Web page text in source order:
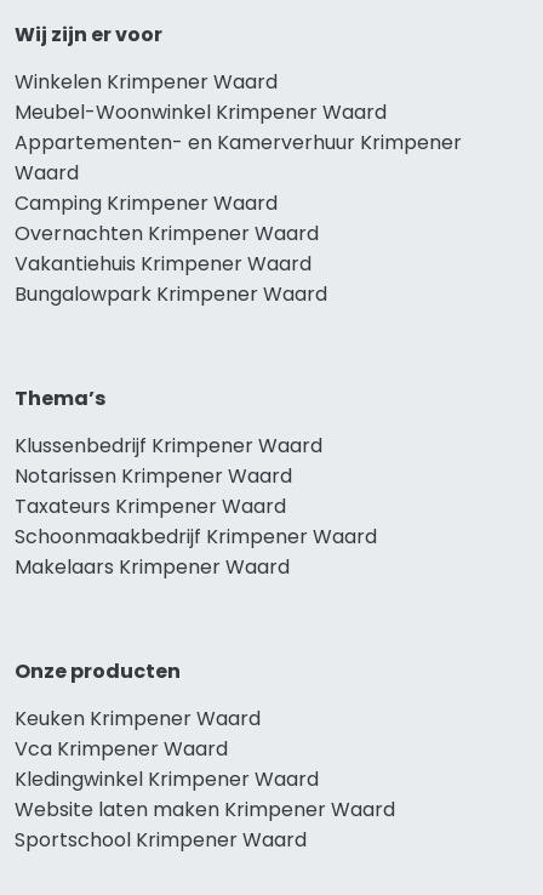
Wij zijn er voor
Winkelen Krimpener Waard
Meubel-Woonwinkel Krimpener Waard
Appartementen- en Kamerverhuur Krimpener
Waard
Camping Krimpener Waard
Overnachten Krimpener Waard
Vakantiehuis Krimpener Waard
Bungalowpark Krimpener Waard
Thema’s
Klussenbedrijf Krimpener Waard
Notarissen Krimpener Waard
Taxateurs Krimpener Waard
Schoonmaakbedrijf Krimpener Waard
Makelaars Krimpener Waard
Onze producten
Keuken Krimpener Waard
Vca Krimpener Waard
Kledingwinkel Krimpener Waard
Website laten maken Krimpener Waard
Sportschool Krimpener Waard